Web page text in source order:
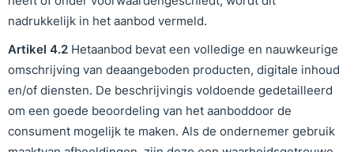
nadrukkelijk in het aanbod vermeld.
Artikel 4.2 Hetaanbod bevat een volledige en nauwkeurige
omschrijving van deaangeboden producten, digitale inhoud
en/of diensten. De beschrijvingis voldoende gedetailleerd
om een goede beoordeling van het aanboddoor de
consument mogelijk te maken. Als de ondernemer gebruik